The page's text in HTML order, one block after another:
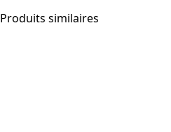
Produits similaires